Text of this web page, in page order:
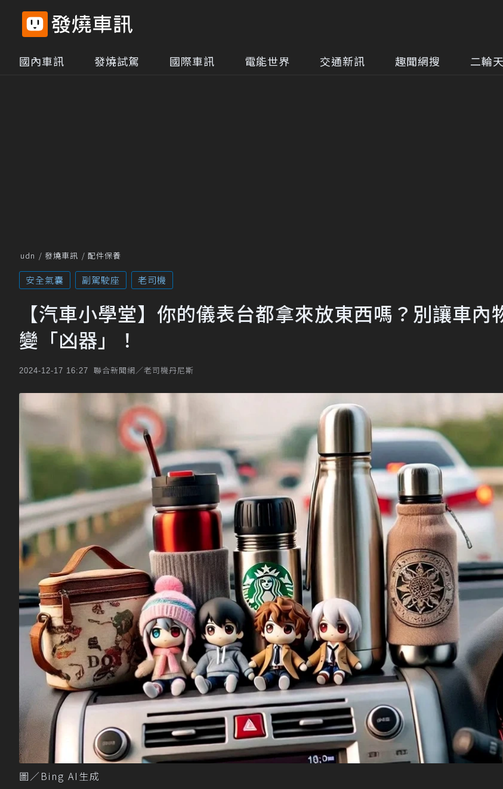
國內車訊 發燒試駕 國際車訊 電能世界 交通新訊 趣聞網搜 二輪
udn 發燒車訊 配件保養
安全氣囊 副駕駛座 老司機
【汽車小學堂】你的儀表台都拿來放東西嗎？別讓車內
變「凶器」！
2024-12-17 16:27 聯合新聞網／老司機丹尼斯
圖／Bing AI生成